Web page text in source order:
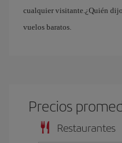
cualquier visitante.¿Quién
vuelos baratos.
Precios
Restaurantes